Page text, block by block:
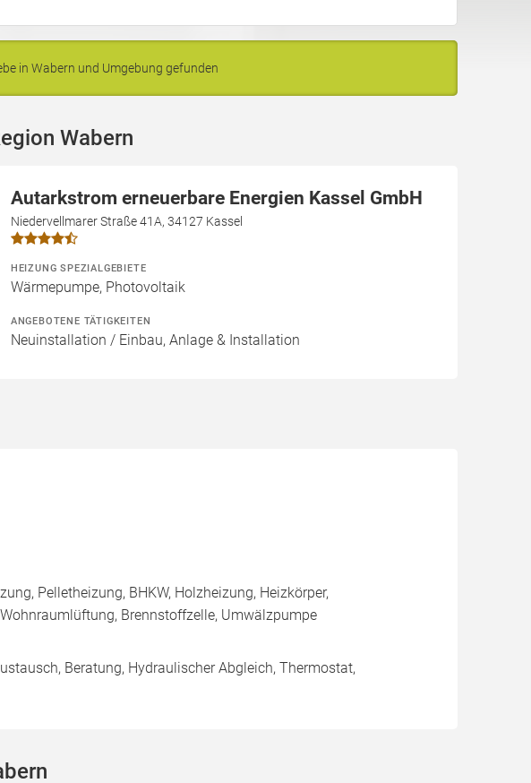
in Wabern und Umgebung gefunden
Wabern
Autarkstrom erneuerbare Energien Kassel GmbH
Niedervellmarer Straße 41A, 34127 Kassel
HEIZUNG SPEZIALGEBIETE
Wärmepumpe, Photovoltaik
ANGEBOTENE TÄTIGKEITEN
Neuinstallation / Einbau, Anlage & Installation
Pelletheizung, BHKW, Holzheizung, Heizkörper,
Brennstoffzelle, Umwälzpumpe
Beratung, Hydraulischer Abgleich, Thermostat,